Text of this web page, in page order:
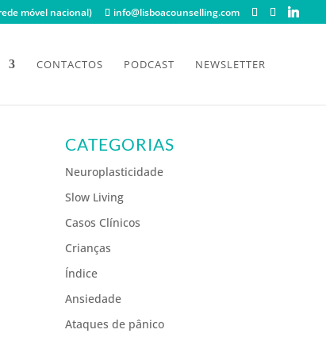
móvel nacional) info@lisboacounselling.com
CONTACTOS PODCAST NEWSLETTER
CATEGORIAS
Neuroplasticidade
Slow Living
Casos Clínicos
Crianças
Índice
Ansiedade
Ataques de pânico